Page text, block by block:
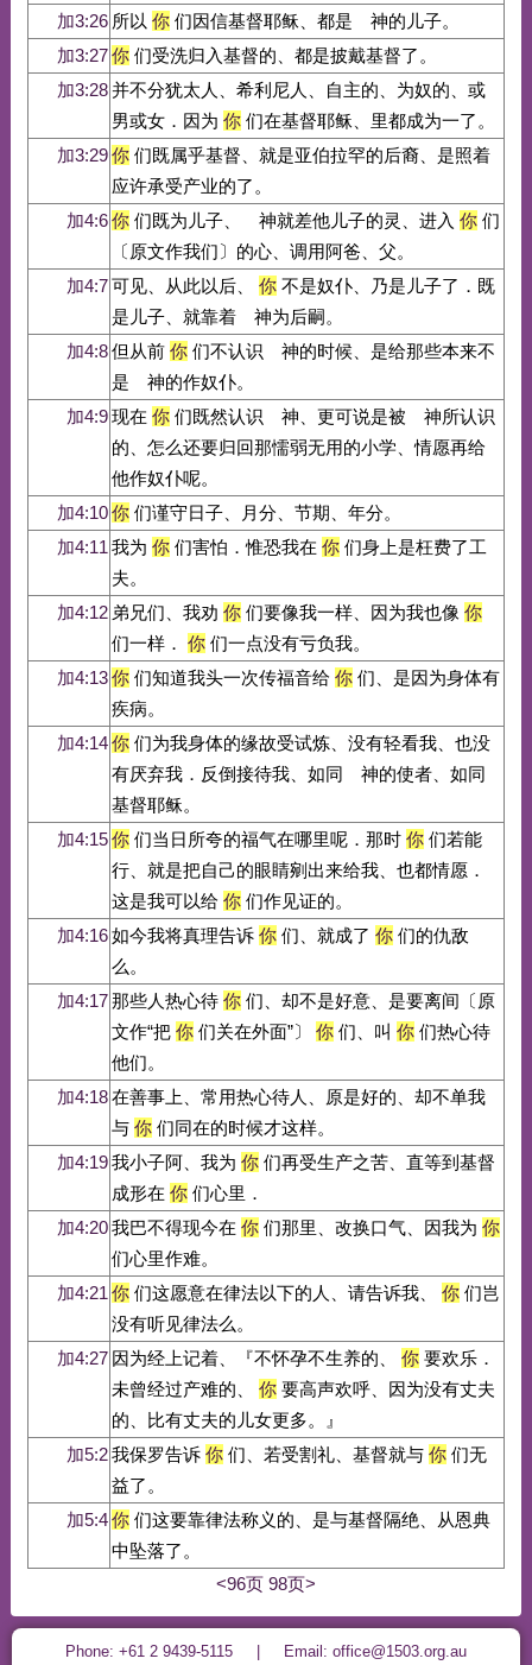
加3:26 所以 你们因信基督耶稣、都是 神的儿子。
加3:27你们受洗归入基督的、都是披戴基督了。
加3:28并不分犹太人、希利尼人、自主的、为奴的、或
男或女．因为 你们在基督耶稣、里都成为一了。
加3:29你们既属乎基督、就是亚伯拉罕的后裔、是照着
应许承受产业的了。
加4:6你们既为儿子、 神就差他儿子的灵、进入 你们
〔原文作我们〕的心、调用阿爸、父。
加4:7可见、从此以后、 你不是奴仆、乃是儿子了．既
是儿子、就靠着 神为后嗣。
加4:8但从前 你们不认识 神的时候、是给那些本来不
是 神的作奴仆。
加4:9现在 你们既然认识 神、更可说是被 神所认识
的、怎么还要归回那懦弱无用的小学、情愿再给
他作奴仆呢。
加4:10你们谨守日子、月分、节期、年分。
加4:11 我为 你们害怕．惟恐我在 你们身上是枉费了工
夫。
加4:12 弟兄们、我劝 你们要像我一样、因为我也像 你
们一样． 你们一点没有亏负我。
加4:13你们知道我头一次传福音给 你们、是因为身体有
疾病。
加4:14你们为我身体的缘故受试炼、没有轻看我、也没
有厌弃我．反倒接待我、如同 神的使者、如同
基督耶稣。
加4:15你们当日所夸的福气在哪里呢．那时 你们若能
行、就是把自己的眼睛剜出来给我、也都情愿．
这是我可以给 你们作见证的。
加4:16如今我将真理告诉 你们、就成了 你们的仇敌
么。
加4:17那些人热心待 你们、却不是好意、是要离间〔原
文作“把 你们关在外面”〕 你们、叫 你们热心待
他们。
加4:18在善事上、常用热心待人、原是好的、却不单我
与 你们同在的时候才这样。
加4:19我小子阿、我为 你们再受生产之苦、直等到基督
成形在 你们心里．
加4:20我巴不得现今在 你们那里、改换口气、因我为 你
们心里作难。
加4:21 你们这愿意在律法以下的人、请告诉我、 你们岂
没有听见律法么。
加4:27 因为经上记着、『不怀孕不生养的、 你要欢乐．
未曾经过产难的、
你要高声欢呼、因为没有丈夫
的、比有丈夫的儿女更多。』
加5:2我保罗告诉 你们、若受割礼、基督就与 你们无
益了。
加5:4你们这要靠律法称义的、是与基督隔绝、从恩典
中坠落了。
<96页 98页>
Phone: +61 2 9439-5115 | Email: office@1503.org.au